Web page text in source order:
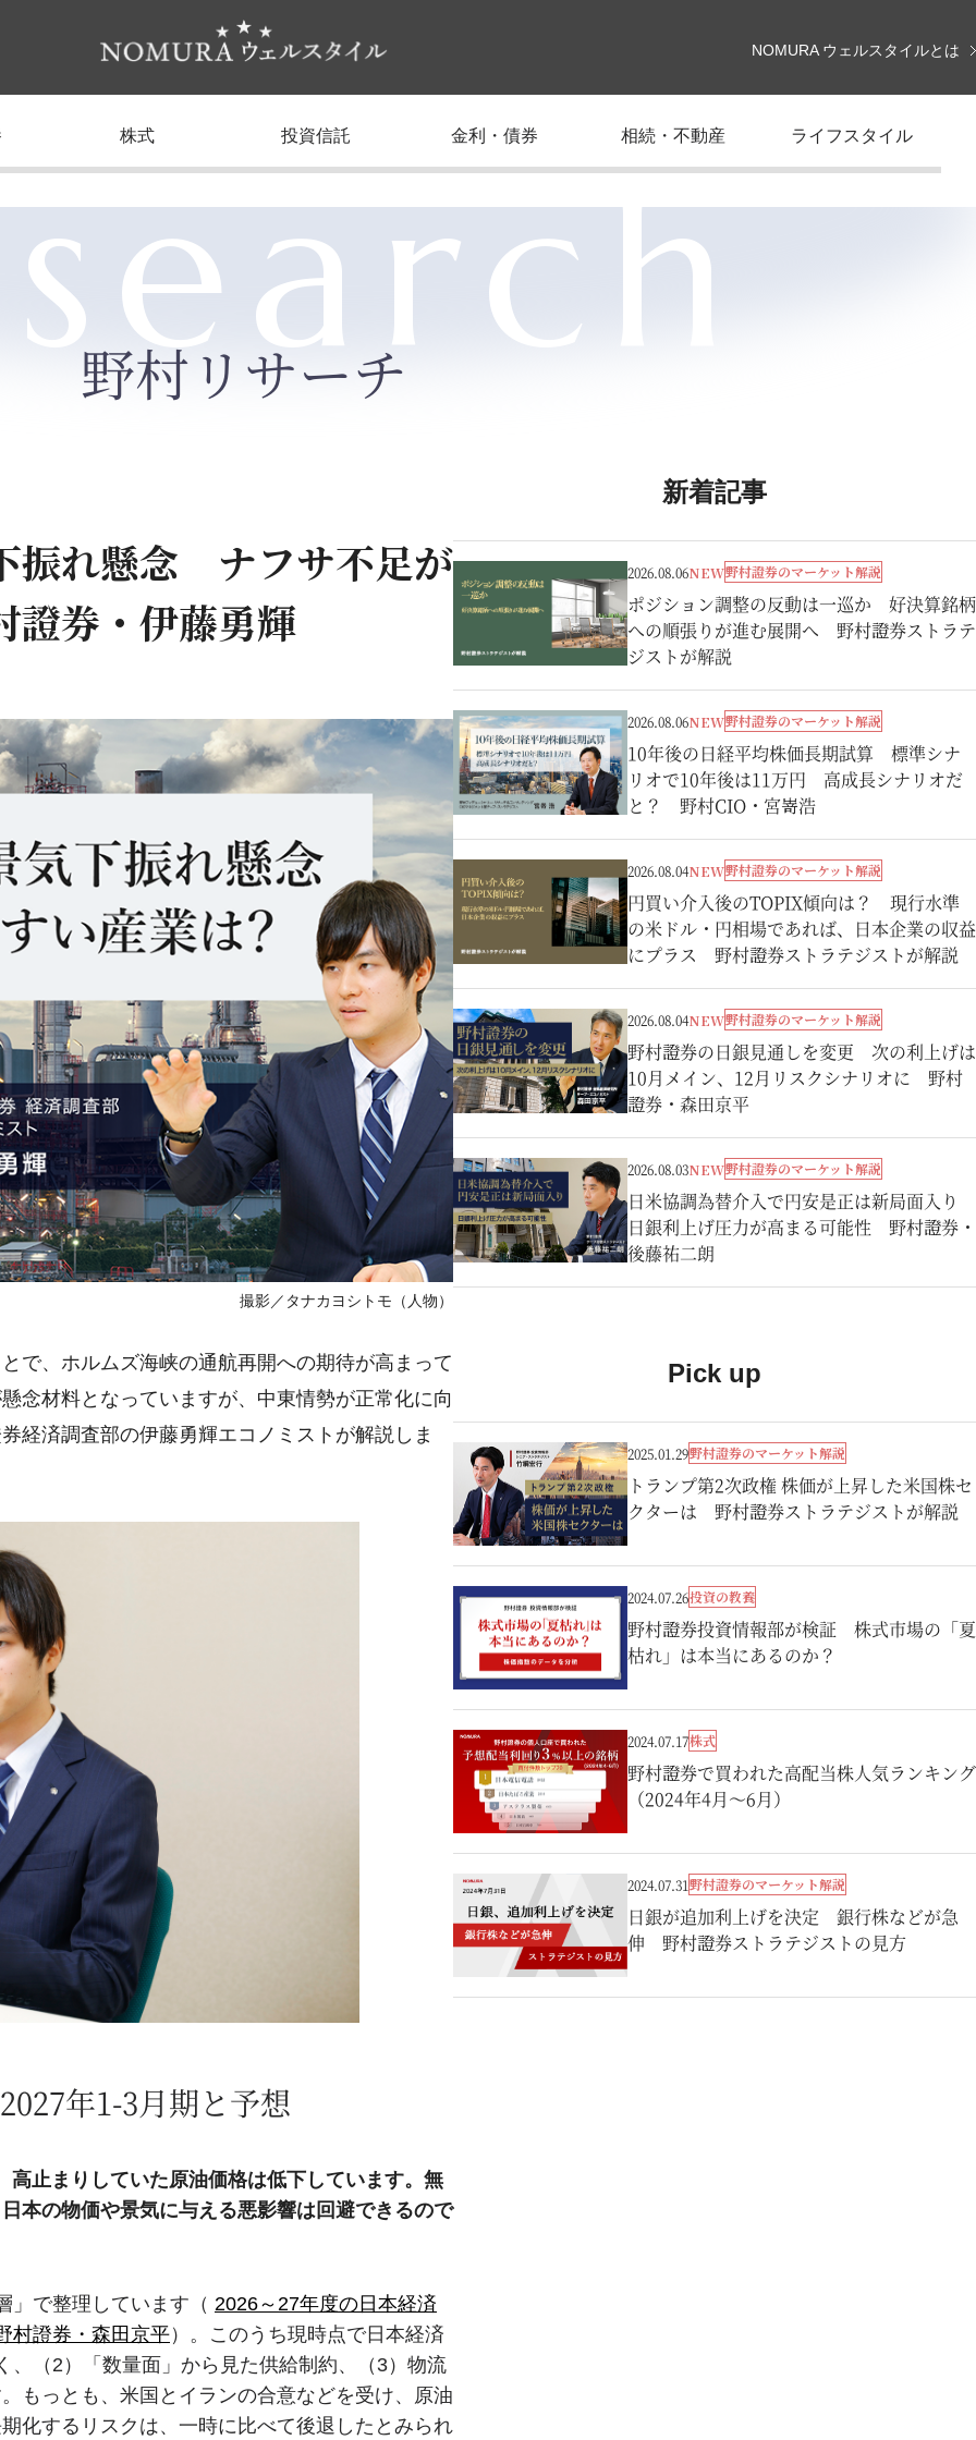
NOMURA ウェルスタイルとは
株式 投資信託 金利・債券 相続・不動産 ライフスタイル
野村リサーチ
振れ懸念 ナフサ不足が
券・伊藤勇輝
撮影／タナカヨシトモ（人物）
で、ホルムズ海峡の通航再開への期待が高まって
念材料となっていますが、中東情勢が正常化に向
経済調査部の伊藤勇輝エコノミストが解説しま
年1-3月期と予想
止まりしていた原油価格は低下しています。無
本の物価や景気に与える悪影響は回避できるので
」で整理しています（ 2026～27年度の日本経済
證券・森田京平）。このうち現時点で日本経済
（2）「数量面」から見た供給制約、（3）物流
もっとも、米国とイランの合意などを受け、原油
化するリスクは、一時に比べて後退したとみられ
新着記事
2026.08.06NEW野村證券のマーケット解説
ポジション調整の反動は一巡か 好決算銘柄
への順張りが進む展開へ 野村證券ストラテ
ジストが解説
2026.08.06NEW野村證券のマーケット解説
10年後の日経平均株価長期試算 標準シナ
リオで10年後は11万円 高成長シナリオだ
と？ 野村CIO・宮嵜浩
2026.08.04NEW野村證券のマーケット解説
円買い介入後のTOPIX傾向は？ 現行水準
の米ドル・円相場であれば、日本企業の収益
にプラス 野村證券ストラテジストが解説
2026.08.04NEW野村證券のマーケット解説
野村證券の日銀見通しを変更 次の利上げは
10月メイン、12月リスクシナリオに 野村
證券・森田京平
2026.08.03NEW野村證券のマーケット解説
日米協調為替介入で円安是正は新局面入り
日銀利上げ圧力が高まる可能性 野村證券・
後藤祐二朗
Pick up
2025.01.29野村證券のマーケット解説
トランプ第2次政権 株価が上昇した米国株セ
クターは 野村證券ストラテジストが解説
2024.07.26投資の教養
野村證券投資情報部が検証 株式市場の「夏
枯れ」は本当にあるのか？
2024.07.17株式
野村證券で買われた高配当株人気ランキング
（2024年4月～6月）
2024.07.31野村證券のマーケット解説
日銀が追加利上げを決定 銀行株などが急
伸 野村證券ストラテジストの見方